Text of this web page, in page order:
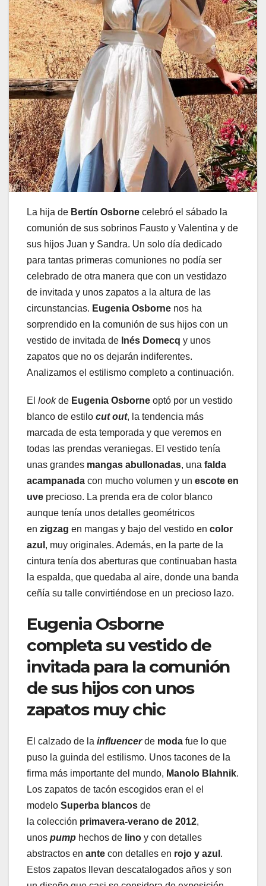
La hija de Bertín Osborne celebró el sábado la
comunión de sus sobrinos Fausto y Valentina y de
sus hijos Juan y Sandra. Un solo día dedicado
para tantas primeras comuniones no podía ser
celebrado de otra manera que con un vestidazo
de invitada y unos zapatos a la altura de las
circunstancias. Eugenia Osborne nos ha
sorprendido en la comunión de sus hijos con un
vestido de invitada de Inés Domecq y unos
zapatos que no os dejarán indiferentes.
Analizamos el estilismo completo a continuación.
El lookde Eugenia Osborne optó por un vestido
blanco de estilo cut out, la tendencia más
marcada de esta temporada y que veremos en
todas las prendas veraniegas. El vestido tenía
unas grandes mangas abullonadas, una falda
acampanada con mucho volumen y un escote en
uve precioso. La prenda era de color blanco
aunque tenía unos detalles geométricos
en zigzag en mangas y bajo del vestido en color
azul , muy originales. Además, en la parte de la
cintura tenía dos aberturas que continuaban hasta
la espalda, que quedaba al aire, donde una banda
ceñía su talle convirtiéndose en un precioso lazo.
Eugenia Osborne
completa su vestido de
invitada para la comunión
de sus hijos con unos
zapatos muy chic
El calzado de la influencerde moda fue lo que
puso la guinda del estilismo. Unos tacones de la
firma más importante del mundo, Manolo Blahnik.
Los zapatos de tacón escogidos eran el el
modelo Superba blancos de
la colección primavera-verano de 2012,
unos pump hechos de lino y con detalles
abstractos en ante con detalles en rojo y azul .
Estos zapatos llevan descatalogados años y son